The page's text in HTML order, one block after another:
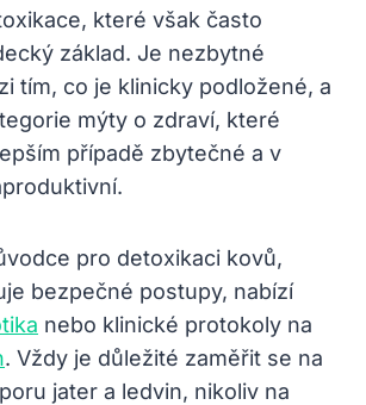
které však často
základ. Je nezbytné
tím, co je klinicky podložené, a
mýty o zdraví, které
případě zbytečné a v
pro detoxikaci kovů,
bezpečné postupy, nabízí
nebo klinické protokoly na
. Vždy je důležité zaměřit se na
jater a ledvin, nikoliv na